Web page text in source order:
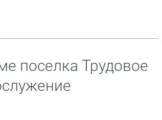
поселка Трудовое